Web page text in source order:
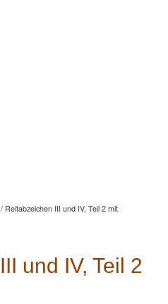
/Reitabzeichen III und IV, Teil 2 mit
und IV, Teil 2